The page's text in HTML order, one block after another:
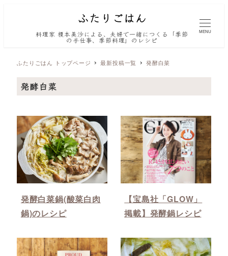
料理家 榎本美沙による、夫婦で一緒につくる「季節
の手仕事、季節料理」のレシピ
MENU
ふたりごはん トップページ 最新投稿一覧 発酵白菜
発酵白菜
発酵白菜鍋(酸菜白肉
鍋)のレシピ
【宝島社「GLOW」
掲載】発酵鍋レシピ